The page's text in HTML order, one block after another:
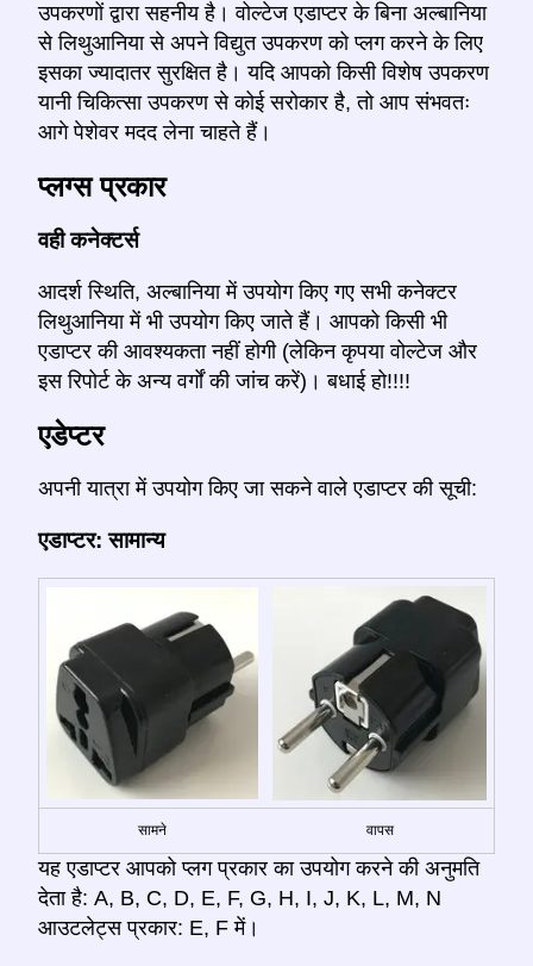
उपकरणों द्वारा सहनीय है। वोल्टेज एडाप्टर के बिना अल्बानिया
से लिथुआनिया से अपने विद्युत उपकरण को प्लग करने के लिए
इसका ज्यादातर सुरक्षित है। यदि आपको किसी विशेष उपकरण
यानी चिकित्सा उपकरण से कोई सरोकार है, तो आप संभवतः
आगे पेशेवर मदद लेना चाहते हैं।
प्लग्स प्रकार
वही कनेक्टर्स
आदर्श स्थिति, अल्बानिया में उपयोग किए गए सभी कनेक्टर
लिथुआनिया में भी उपयोग किए जाते हैं। आपको किसी भी
एडाप्टर की आवश्यकता नहीं होगी (लेकिन कृपया वोल्टेज और
इस रिपोर्ट के अन्य वर्गों की जांच करें)। बधाई हो!!!!
एडेप्टर
अपनी यात्रा में उपयोग किए जा सकने वाले एडाप्टर की सूची:
एडाप्टर: सामान्य
सामने वापस
यह एडाप्टर आपको प्लग प्रकार का उपयोग करने की अनुमति
देता है: A, B, C, D, E, F, G, H, I, J, K, L, M, N
आउटलेट्स प्रकार: E, F में।